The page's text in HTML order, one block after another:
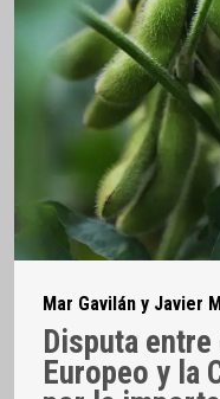
Mar Gavilán y Javier
Disputa
Europeo y la